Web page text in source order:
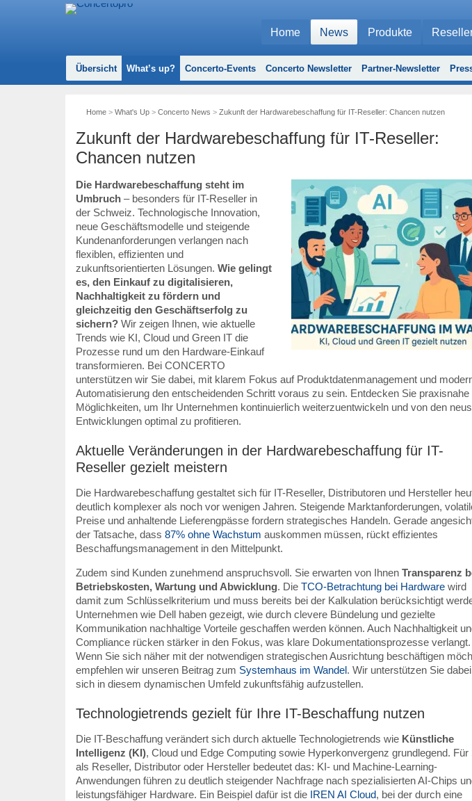
Home News Produkte
Übersicht What’s up? Concerto-Events Concerto Newsletter Partner-Newsletter
Home> What's Up> Concerto News > Zukunft der Hardwarebeschaffung für IT-Reseller: Chancen nutzen
Zukunft der Hardwarebeschaffung für IT-Reseller:
Chancen nutzen
Die Hardwarebeschaffung steht im
Umbruch– besonders für IT-Reseller in
der Schweiz. Technologische Innovation,
neue Geschäftsmodelle und steigende
Kundenanforderungen verlangen nach
flexiblen, effizienten und
zukunftsorientierten Lösungen. Wie gelingt
es, den Einkauf zu digitalisieren,
Nachhaltigkeit zu fördern und
gleichzeitig den Geschäftserfolg zu
sichern?Wir zeigen Ihnen, wie aktuelle
Trends wie KI, Cloud und Green IT die
Prozesse rund um den Hardware-Einkauf
transformieren. Bei CONCERTO
unterstützen wir Sie dabei, mit klarem Fokus auf Produktdatenmanagement und
Automatisierung den entscheidenden Schritt voraus zu sein. Entdecken Sie praxisnahe
Möglichkeiten, um Ihr Unternehmen kontinuierlich weiterzuentwickeln und von den
Entwicklungen optimal zu profitieren.
Aktuelle Veränderungen in der Hardwarebeschaffung für IT-
Reseller gezielt meistern
Die Hardwarebeschaffung gestaltet sich für IT-Reseller, Distributoren und Hersteller
deutlich komplexer als noch vor wenigen Jahren. Steigende Marktanforderungen,
Preise und anhaltende Lieferengpässe fordern strategisches Handeln. Gerade
der Tatsache, dass 87% ohne Wachstum auskommen müssen, rückt effizientes
Beschaffungsmanagement in den Mittelpunkt.
Zudem sind Kunden zunehmend anspruchsvoll. Sie erwarten von Ihnen Transparenz
Betriebskosten, Wartung und Abwicklung. Die TCO-Betrachtung bei Hardwarewird
damit zum Schlüsselkriterium und muss bereits bei der Kalkulation berücksichtigt
Unternehmen wie Dell haben gezeigt, wie durch clevere Bündelung und gezielte
Kommunikation nachhaltige Vorteile geschaffen werden können. Auch Nachhaltigkeit
Compliance rücken stärker in den Fokus, was klare Dokumentationsprozesse verlangt.
Wenn Sie sich näher mit der notwendigen strategischen Ausrichtung beschäftigen
empfehlen wir unseren Beitrag zum Systemhaus im Wandel. Wir unterstützen Sie
sich in diesem dynamischen Umfeld zukunftsfähig aufzustellen.
Technologietrends gezielt für Ihre IT-Beschaffung nutzen
Die IT-Beschaffung verändert sich durch aktuelle Technologietrends wie Künstliche
Intelligenz (KI), Cloud und Edge Computing sowie Hyperkonvergenz grundlegend. Für
als Reseller, Distributor oder Hersteller bedeutet das: KI- und Machine-Learning-
Anwendungen führen zu deutlich steigender Nachfrage nach spezialisierten AI-Chips
leistungsfähiger Hardware. Ein Beispiel dafür ist die IREN AI Cloud, bei der durch eine